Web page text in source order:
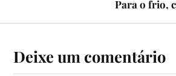
Para o frio,
Deixe um comentário